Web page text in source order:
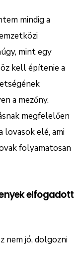
mindig a
mint egy
kell építenie a
a mezőny.
megfelelően
elé, ami
folyamatosan
elfogadott
nem jó, dolgozni